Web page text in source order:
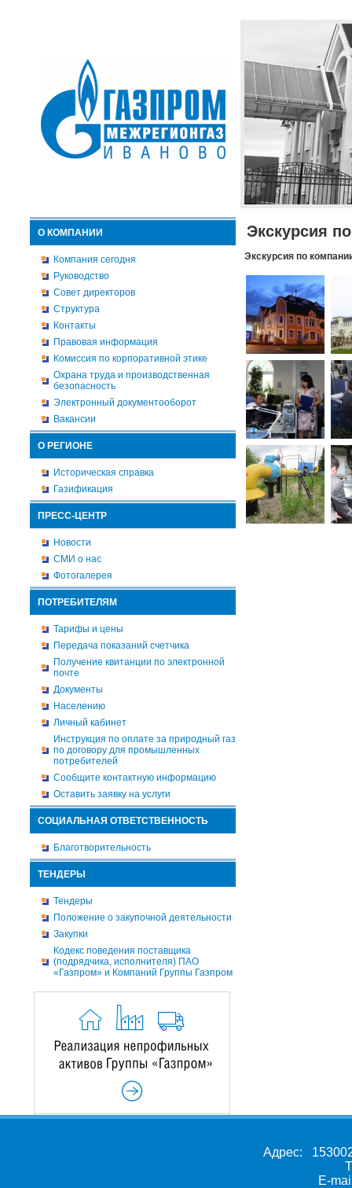
О КОМПАНИИ
Компания сегодня
Руководство
Совет директоров
Структура
Контакты
Правовая информация
Комиссия по корпоративной этике
Охрана труда и производственная
безопасность
Электронный документооборот
Вакансии
О РЕГИОНЕ
Историческая справка
Газификация
ПРЕСС-ЦЕНТР
Новости
СМИ о нас
Фотогалерея
ПОТРЕБИТЕЛЯМ
Тарифы и цены
Передача показаний счетчика
Получение квитанции по электронной
почте
Документы
Населению
Личный кабинет
Инструкция по оплате за природный газ
по договору для промышленных
потребителей
Сообщите контактную информацию
Оставить заявку на услуги
СОЦИАЛЬНАЯ ОТВЕТСТВЕННОСТЬ
Благотворительность
ТЕНДЕРЫ
Тендеры
Положение о закупочной деятельности
Закупки
Кодекс поведения поставщика
(подрядчика, исполнителя) ПАО
«Газпром» и Компаний Группы Газпром
Экскурсия
Экскурсия по
Адрес:
E-